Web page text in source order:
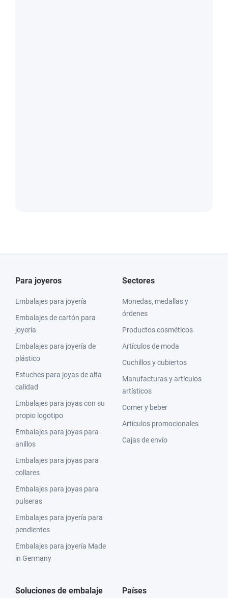
Para joyeros
Embalajes para joyería
Embalajes de cartón para
joyería
Embalajes para joyería de
plástico
Estuches para joyas de alta
calidad
Embalajes para joyas con su
propio logotipo
Embalajes para joyas para
anillos
Embalajes para joyas para
collares
Embalajes para joyas para
pulseras
Embalajes para joyería para
pendientes
Embalajes para joyería Made
in Germany
Sectores
Monedas, medallas y
órdenes
Productos cosméticos
Artículos de moda
Cuchillos y cubiertos
Manufacturas y artículos
artísticos
Comer y beber
Artículos promocionales
Cajas de envío
Soluciones de embalaje Países